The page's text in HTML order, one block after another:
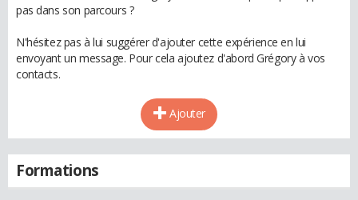
pas dans son parcours ?
N'hésitez pas à lui suggérer d'ajouter cette expérience en lui
envoyant un message. Pour cela ajoutez d'abord Grégory à vos
contacts.
Ajouter
Formations